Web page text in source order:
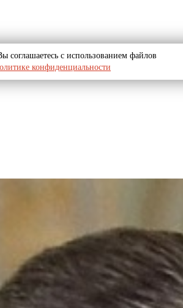
соглашаетесь с использованием файлов
конфиденциальности